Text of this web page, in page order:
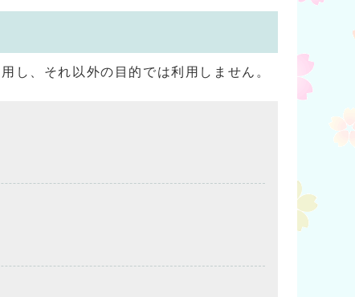
し、それ以外の目的では利用しません。